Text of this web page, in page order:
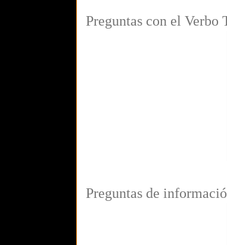
Preguntas con el Verbo
Preguntas de